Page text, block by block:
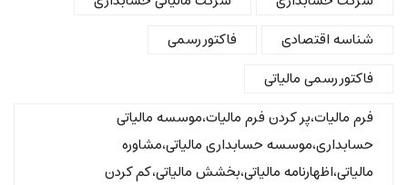
شناسه اقتصادی
فاکتور رسمی
فاکتور رسمی مالیاتی
فرم مالیات،پر کردن فرم مالیات،موسسه مالیاتی
حسابداری،موسسه حسابداری مالیاتی،مشاوره
مالیاتی،اظهارنامه مالیاتی،بخشش مالیاتی،کم کردن